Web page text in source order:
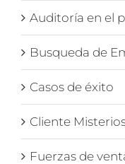
Auditoría en el
Busqueda de
Casos de éxito
Cliente
Fuerzas de